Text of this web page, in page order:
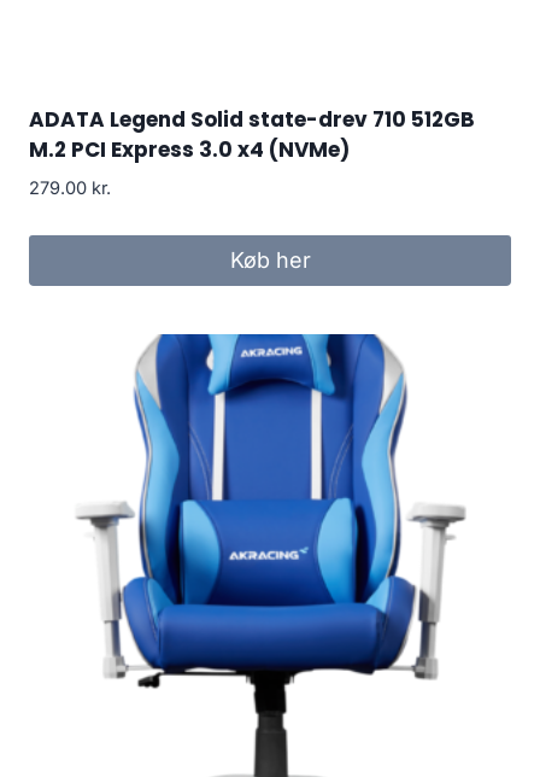
ADATA Legend Solid state-drev 710 512GB
M.2 PCI Express 3.0 x4 (NVMe)
279.00 kr.
Køb her